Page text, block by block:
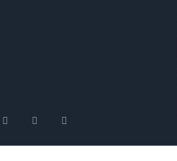
Amazon Pinterest